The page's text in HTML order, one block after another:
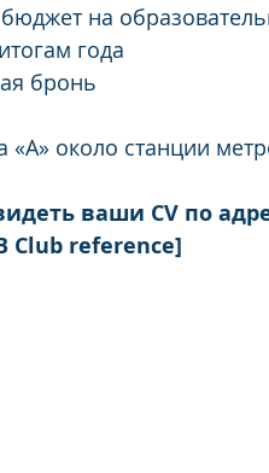
на
года
бронь
около станции
ваши CV по
Club reference]